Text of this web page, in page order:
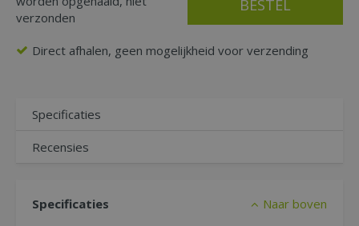
verzonden
Direct afhalen, geen mogelijkheid voor verzending
Specificaties
Recensies
Specificaties Naar boven